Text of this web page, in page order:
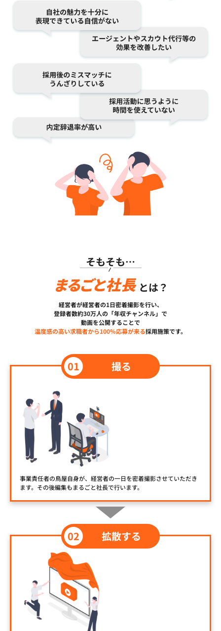
そもそも…
とは？
経営者が経営者の1日密着撮影を行い、
登録者数約30万人の「年収チャンネル」で
動画を公開することで
温度感の高い求職者から100%応募が来る採用施策です。
撮る
事業責任者の鳥屋自身が、経営者の一日を密着撮影させていただき
ます。その後編集もまるごと社長で行います。
拡散する